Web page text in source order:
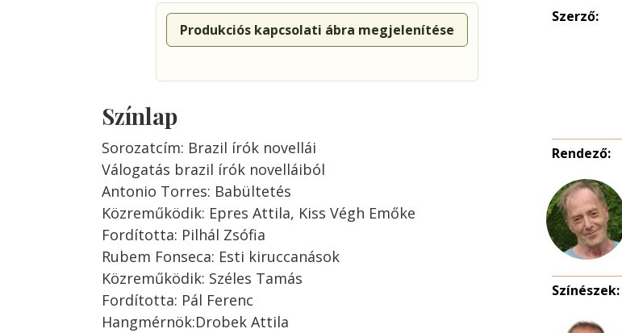
Produkciós kapcsolati ábra megjelenítése
Színlap
Sorozatcím: Brazil írók novellái
Válogatás brazil írók novelláiból
Antonio Torres: Babültetés
Közreműködik: Epres Attila, Kiss Végh Emőke
Fordította: Pilhál Zsófia
Rubem Fonseca: Esti kiruccanások
Közreműködik: Széles Tamás
Fordította: Pál Ferenc
Hangmérnök:Drobek Attila
Szerző:
Rendező:
Színészek: